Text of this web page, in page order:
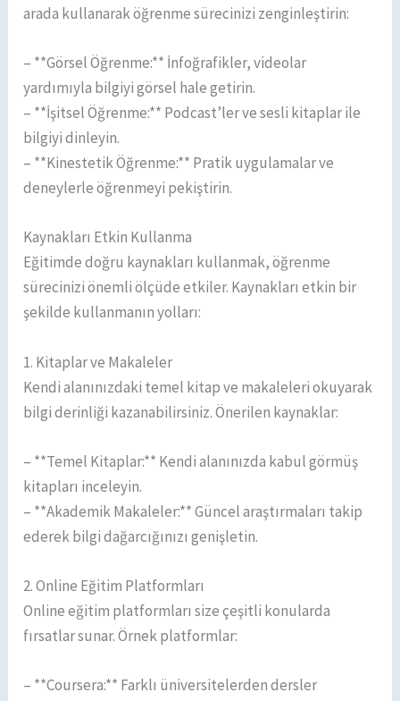
arada kullanarak öğrenme sürecinizi zenginleştirin:
– **Görsel Öğrenme:** İnfoğrafikler, videolar
yardımıyla bilgiyi görsel hale getirin.
– **İşitsel Öğrenme:** Podcast’ler ve sesli kitaplar ile
bilgiyi dinleyin.
– **Kinestetik Öğrenme:** Pratik uygulamalar ve
deneylerle öğrenmeyi pekiştirin.
Kaynakları Etkin Kullanma
Eğitimde doğru kaynakları kullanmak, öğrenme
sürecinizi önemli ölçüde etkiler. Kaynakları etkin bir
şekilde kullanmanın yolları:
1. Kitaplar ve Makaleler
Kendi alanınızdaki temel kitap ve makaleleri okuyarak
bilgi derinliği kazanabilirsiniz. Önerilen kaynaklar:
– **Temel Kitaplar:** Kendi alanınızda kabul görmüş
kitapları inceleyin.
– **Akademik Makaleler:** Güncel araştırmaları takip
ederek bilgi dağarcığınızı genişletin.
2. Online Eğitim Platformları
Online eğitim platformları size çeşitli konularda
fırsatlar sunar. Örnek platformlar:
– **Coursera:** Farklı üniversitelerden dersler